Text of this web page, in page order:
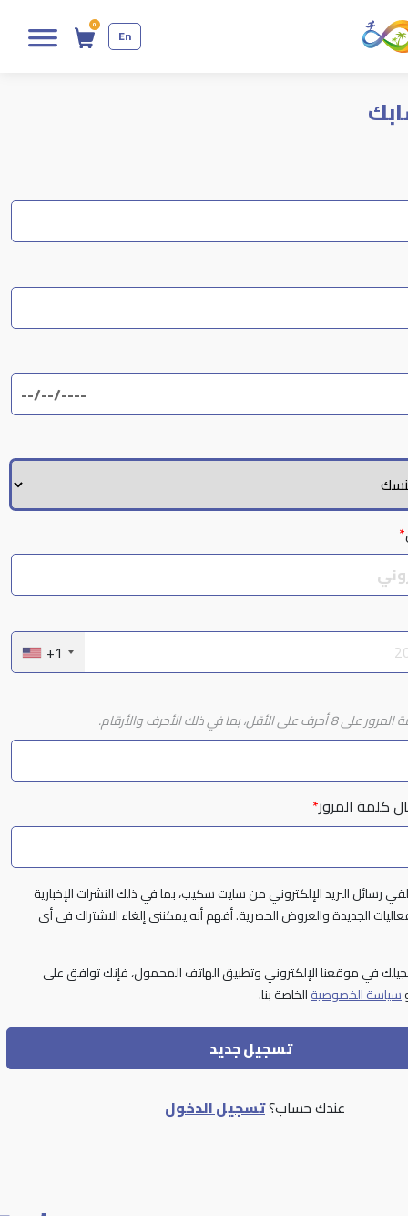
En
0
*
+1
بما في ذلك الأحرف والأرقام.
كلمة المرور*
رسائل البريد الإلكتروني من سايت سكيب، بما في ذلك النشرات الإخبارية
الجديدة والعروض الحصرية. أفهم أنه يمكنني إلغاء الاشتراك في أي
في موقعنا الإلكتروني وتطبيق الهاتف المحمول، فإنك توافق على
سياسة الخصوصيةالخاصة بنا.
تسجيل جديد
عندك حساب؟تسجيل الدخول